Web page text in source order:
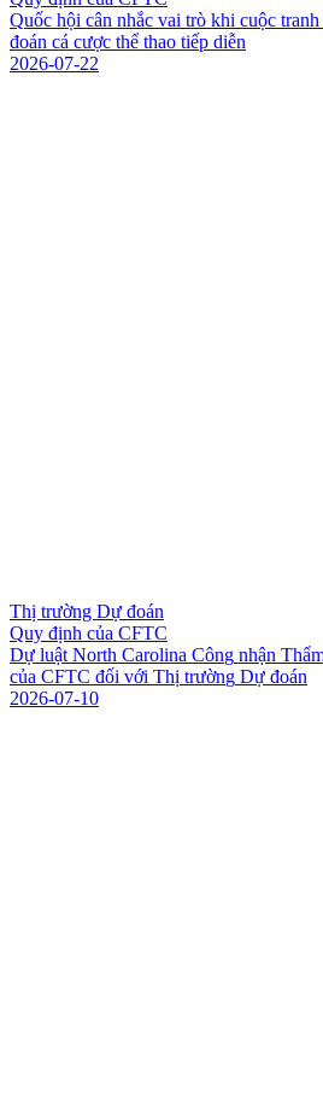
Quốc hội cân nhắc vai trò khi cuộc tranh
đoán cá cược thể thao tiếp diễn
2026-07-22
Thị trường Dự đoán
Quy định của CFTC
Dự luật North Carolina Công nhận Thẩ
của CFTC đối với Thị trường Dự đoán
2026-07-10